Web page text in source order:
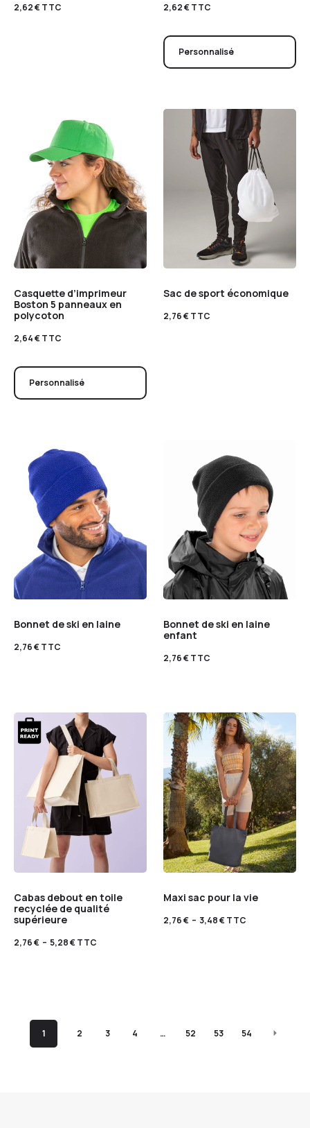
2,62€TTC 2,62€TTC
Personnalisé
Casquette d’imprimeur
Boston 5 panneaux en
polycoton
2,64€TTC
Personnalisé
Sac de sport économique
2,76€TTC
Bonnet de ski en laine
2,76€TTC
Bonnet de ski en laine
enfant
2,76€TTC
Cabas debout en toile
recyclée de qualité
supérieure
2,76€ – 5,28€TTC
Maxi sac pour la vie
2,76€ – 3,48€TTC
1 2 3 4 … 52 53 54